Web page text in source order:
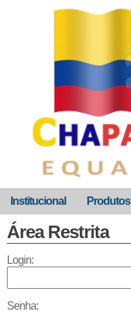
Institucional Produtos
Área Restrita
Login:
Senha: